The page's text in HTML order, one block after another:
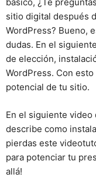
básico, ¿Te
sitio digital después
WordPress? Bueno,
dudas. En el
de elección,
WordPress. Con
potencial de tu sitio.
En el siguiente video
describe como
pierdas este
para potenciar tu
allá!